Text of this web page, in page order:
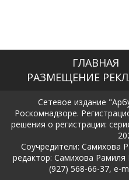
ГЛАВНАЯ
РАЗМЕЩЕНИЕ
Сетевое издание
Роскомнадзоре.
решения о регистрации:
Соучредители: Самихова
редактор: Самихова
(927) 568-66-37, e-